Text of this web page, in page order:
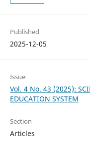
Published
2025-12-05
Issue
Vol. 4 No. 43 (2025):
EDUCATION SYSTEM
Section
Articles